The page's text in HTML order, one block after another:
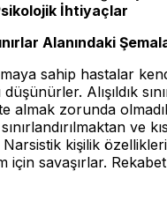
İhtiyaçlar
Alanındaki
sahip hastalar
Alışıldık
almak zorunda
ve
kişilik
için savaşırlar. Rekabet